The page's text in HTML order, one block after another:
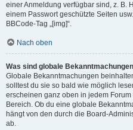
einer Anmeldung verfügbar sind, z. B.
einem Passwort geschützte Seiten
BBCode-Tag „[img]“.
Nach oben
Was sind globale
Globale Bekanntmachungen
solltest du sie so bald wie möglich
erscheinen ganz oben in jedem
Bereich. Ob du eine globale
hängt von den durch die Board-
ab.